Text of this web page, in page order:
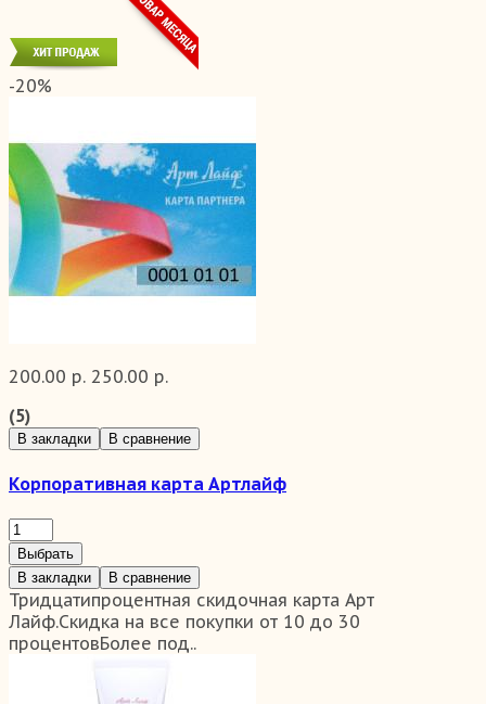
-20%
200.00 р. 250.00 р.
(5)
В закладки В сравнение
Корпоративная карта Артлайф
Выбрать
В закладки
В сравнение
Тридцатипроцентная скидочная карта Арт
Лайф.Скидка на все покупки от 10 до 30
процентовБолее под..